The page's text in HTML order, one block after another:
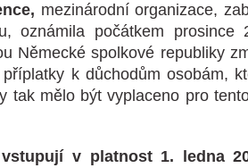
mezinárodní organizace,
oznámila počátkem
Německé spolkové republiky
k důchodům osobám,
tak mělo být vyplaceno pro
vstupují v platnost 1. ledna